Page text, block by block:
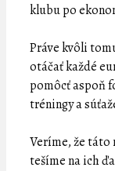
klubu po
Práve kvôli
otáčať každé
pomôcť aspoň
tréningy a
Veríme, že táto
tešíme na ich